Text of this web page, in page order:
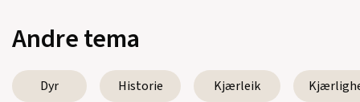
Andre tema
Dyr Historie Kjærleik